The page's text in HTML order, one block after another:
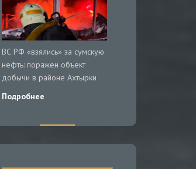
ВС РФ «взялись» за сумскую
нефть: поражен объект
добычи в районе Ахтырки
Подробнее